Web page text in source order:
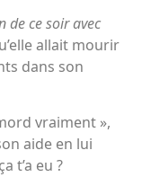
de ce soir avec
allait mourir
dans son
vraiment »,
aide en lui
t’a eu ?